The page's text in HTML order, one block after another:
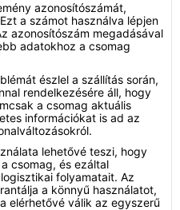
azonosítószámát,
a számot használva lépjen
azonosítószám megadásával
adatokhoz a csomag
észlel a szállítás során,
rendelkezésére áll, hogy
a csomag aktuális
információkat is ad az
lehetővé teszi, hogy
csomag, és ezáltal
folyamatait. Az
a könnyű használatot,
elérhetővé válik az egyszerű